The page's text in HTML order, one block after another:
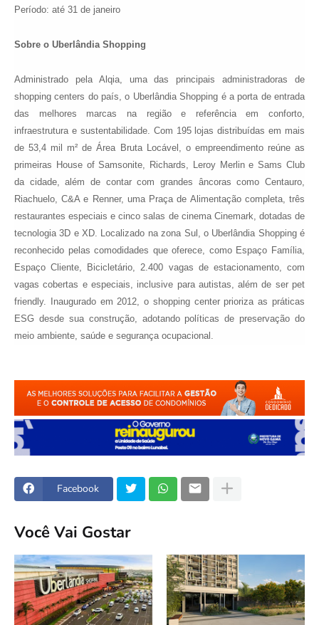
Período: até 31 de janeiro
Sobre o Uberlândia Shopping
Administrado pela Alqia, uma das principais administradoras de
shopping centers do país, o Uberlândia Shopping é a porta de entrada
das melhores marcas na região e referência em conforto,
infraestrutura e sustentabilidade. Com 195 lojas distribuídas em mais
de 53,4 mil m² de Área Bruta Locável, o empreendimento reúne as
primeiras House of Samsonite, Richards, Leroy Merlin e Sams Club
da cidade, além de contar com grandes âncoras como Centauro,
Riachuelo, C&A e Renner, uma Praça de Alimentação completa, três
restaurantes especiais e cinco salas de cinema Cinemark, dotadas de
tecnologia 3D e XD. Localizado na zona Sul, o Uberlândia Shopping é
reconhecido pelas comodidades que oferece, como Espaço Família,
Espaço Cliente, Bicicletário, 2.400 vagas de estacionamento, com
vagas cobertas e especiais, inclusive para autistas, além de ser pet
friendly. Inaugurado em 2012, o shopping center prioriza as práticas
ESG desde sua construção, adotando políticas de preservação do
meio ambiente, saúde e segurança ocupacional.
Facebook
Você Vai Gostar